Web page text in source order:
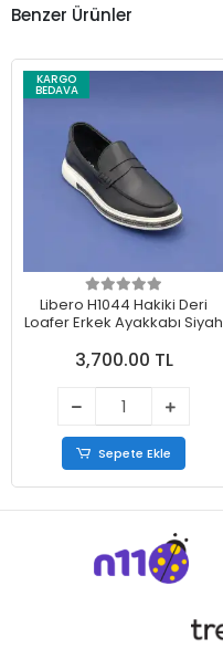
Benzer Ürünler
KARGO
BEDAVA
Libero H1044 Hakiki Deri
Loafer Erkek Ayakkabı Siyah
3,700.00 TL
Sepete Ekle